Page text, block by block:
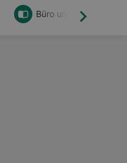
Weiter
Büro und DIY